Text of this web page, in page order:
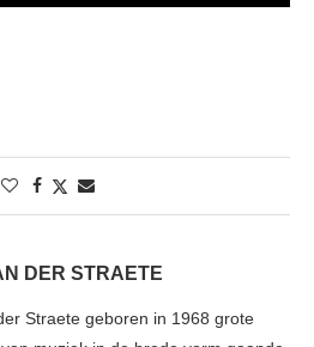
DER STRAETE
Straete geboren in 1968 grote